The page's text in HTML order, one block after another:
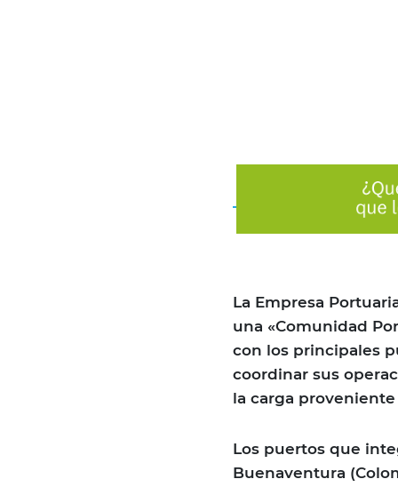
La Empresa
una «Comunidad
con los principales
coordinar sus
la carga proveniente
Los puertos que
Buenaventura